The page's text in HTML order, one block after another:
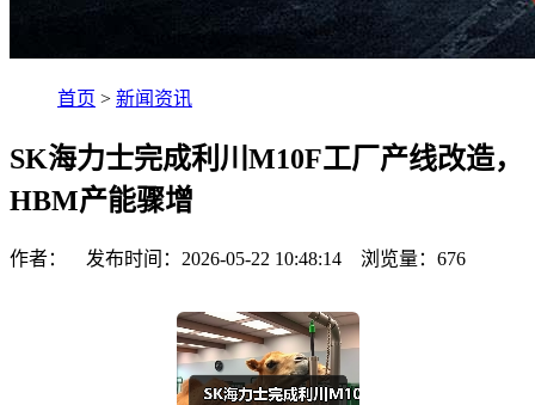
首页 > 新闻资讯
SK海力士完成利川M10F工厂产线改造，
HBM产能骤增
作者： 发布时间：2026-05-22 10:48:14 浏览量： 676